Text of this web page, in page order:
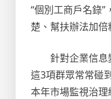
“個別工商戶名錄”
楚、幫扶辦法加倍
針對企業信
這3項群眾常常碰
本年市場監視治